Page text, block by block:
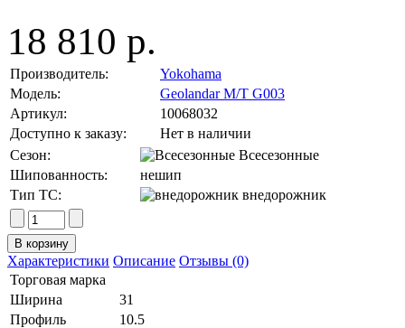
18 810 р.
Производитель:
Yokohama
Модель:
Geolandar M/T G003
Артикул:
10068032
Доступно к заказу:
Нет в наличии
Сезон:
Всесезонные
Шипованность:
нешип
Тип ТС:
внедорожник
Характеристики Описание Отзывы (0)
Торговая марка
Ширина
31
Профиль
10.5